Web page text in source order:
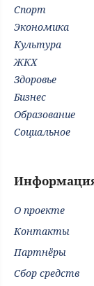
Спорт
Экономика
Культура
ЖКХ
Здоровье
Бизнес
Образование
Социальное
О проекте
Контакты
Партнёры
Сбор средств